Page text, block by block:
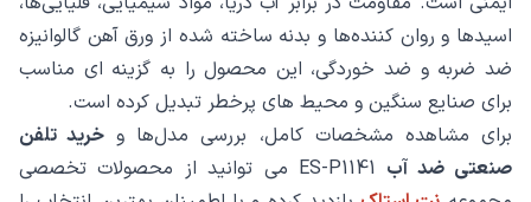
اسیدها و روان ‌کننده‌ها و بدنه ساخته شده از ورق آهن گالوانیزه
ضد ضربه و ضد خوردگی، این محصول را به گزینه ‌ای مناسب
برای صنایع سنگین و محیط‌ های پرخطر تبدیل کرده است.
برای مشاهده مشخصات کامل، بررسی مدل‌ها و خرید تلفن
صنعتی ضد آب
ES-P1141 می‌ توانید از محصولات تخصصی